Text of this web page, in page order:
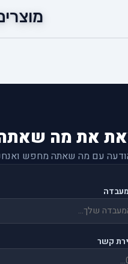
את מה
עם מה שאתה מחפש
קשר